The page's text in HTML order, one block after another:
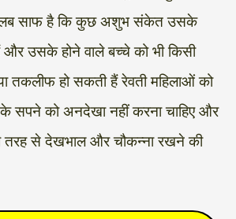
साफ है कि कुछ अशुभ संकेत उसके
उसके होने वाले बच्चे को भी किसी
तकलीफ हो सकती हैं रेवती महिलाओं को
सपने को अनदेखा नहीं करना चाहिए और
से देखभाल और चौकन्ना रखने की